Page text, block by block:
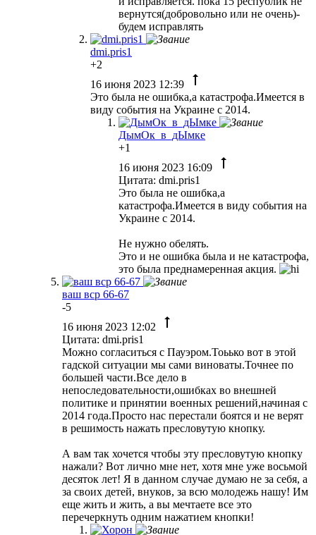
вернутся(добровольно или не очень)-
будем исправлять
dmi.pris1
+2
16 июня 2023 12:39
Это была не ошибка,а катастрофа.Имеется в
виду события на Украине с 2014.
ДымОк_в_дЫмке
+1
16 июня 2023 16:09
Цитата: dmi.pris1
Это была не ошибка,а
катастрофа.Имеется в виду события на
Украине с 2014.
Не нужно обелять.
Это и не ошибка была и не катастрофа,
это была преднамеренная акция.
ваш вср 66-67
-5
16 июня 2023 12:02
Цитата: dmi.pris1
Можно согласиться с Пауэром.Тоьько вот в этой
гадской ситуации мы сами виноваты.Точнее по
большей части.Все дело в
непоследовательности,ошибках во внешней
политике и принятии военных решений,начиная с
2014 года.Просто нас перестали боятся и не верят
в решимость нажать пресловутую кнопку.
А вам так хочется чтобы эту пресловутую кнопку
нажали? Вот лично мне нет, хотя мне уже восьмой
десяток лет! Я в данном случае думаю не за себя, а
за своих детей, внуков, за всю молодежь нашу! Им
еще жить и жить, а вы мечтаете все это
перечеркнуть одним нажатием кнопки!